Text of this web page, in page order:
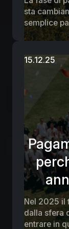
sta
semplice
momento
caparra
15.12.25
Nel 2025 il
dalla sfera
entrare in